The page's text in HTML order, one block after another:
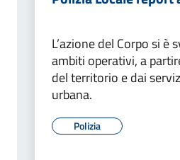
L’azione del Corpo si è
ambiti operativi, a
del territorio e dai
urbana.
Polizia